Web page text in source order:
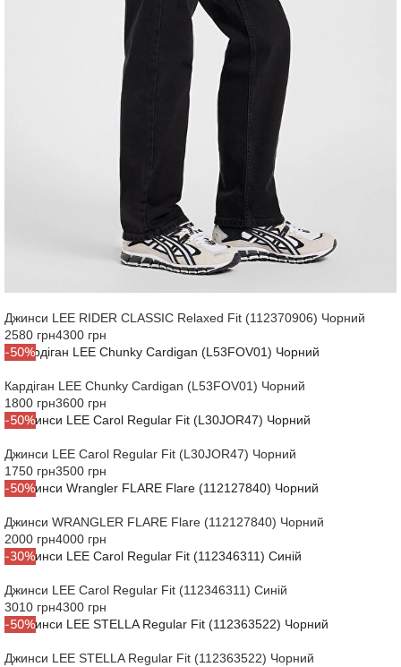
Джинси LEE RIDER CLASSIC Relaxed Fit (112370906) Чорний
2580 грн4300 грн
-50%
Кардіган LEE Chunky Cardigan (L53FOV01) Чорний
1800 грн3600 грн
-50%
Джинси LEE Carol Regular Fit (L30JOR47) Чорний
1750 грн3500 грн
-50%
Джинси WRANGLER FLARE Flare (112127840) Чорний
2000 грн4000 грн
-30%
Джинси LEE Carol Regular Fit (112346311) Синій
3010 грн4300 грн
-50%
Джинси LEE STELLA Regular Fit (112363522) Чорний